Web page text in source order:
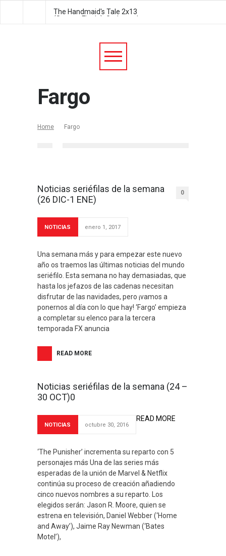
The Handmaid's Tale 2x13
(Season Finale): Godspeed
Fargo
Home Fargo
Noticias seriéfilas de la semana
(26 DIC-1 ENE)
0
NOTICIAS enero 1, 2017
Una semana más y para empezar este nuevo
año os traemos las últimas noticias del mundo
seriéfilo. Esta semana no hay demasiadas, que
hasta los jefazos de las cadenas necesitan
disfrutar de las navidades, pero ¡vamos a
ponernos al día con lo que hay! ‘Fargo’ empieza
a completar su elenco para la tercera
temporada FX anuncia
READ MORE
Noticias seriéfilas de la semana (24 –
30 OCT)0
NOTICIAS octubre 30, 2016
‘The Punisher’ incrementa su reparto con 5
personajes más Una de las series más
esperadas de la unión de Marvel & Netflix
continúa su proceso de creación añadiendo
cinco nuevos nombres a su reparto. Los
elegidos serán: Jason R. Moore, quien se
estrena en televisión, Daniel Webber (‘Home
and Away’), Jaime Ray Newman (‘Bates
Motel’),
READ MORE